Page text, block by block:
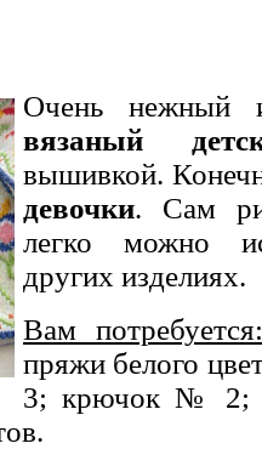
Очень нежный
вязаный
вышивкой.
девочки. Сам
легко можно
других изделиях.
Вам потребуется:
пряжи белого
3; крючок № 2;